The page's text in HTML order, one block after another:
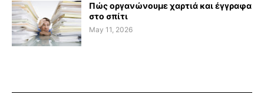
Πώς οργανώνουμε χαρτιά και έγγραφα
στο σπίτι
May 11, 2026